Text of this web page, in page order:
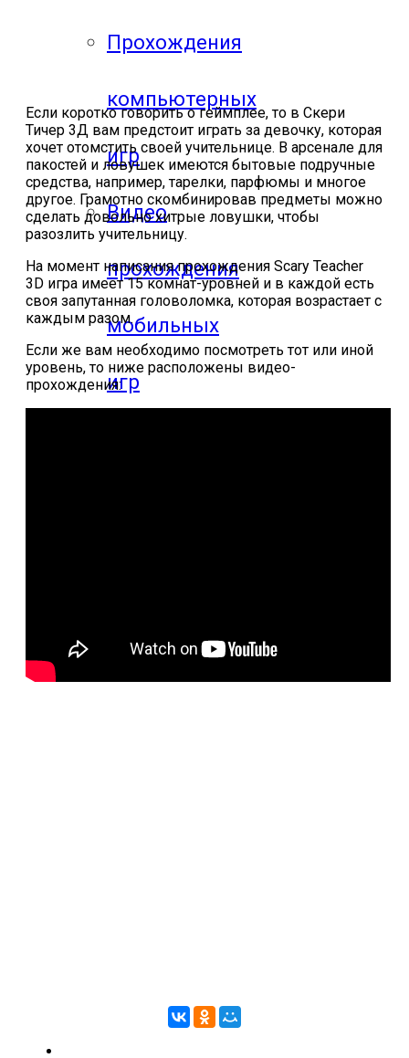
Прохождения
компьютерных
игр
Видео
прохождения
мобильных
игр
Deep io
Если коротко говорить о геймплее, то в Скери
Тичер 3Д вам предстоит играть за девочку, которая
хочет отомстить своей учительнице. В арсенале для
пакостей и ловушек имеются бытовые подручные
средства, например, тарелки, парфюмы и многое
другое. Грамотно скомбинировав предметы можно
сделать довольно хитрые ловушки, чтобы
разозлить учительницу.
На момент написания прохождения Scary Teacher
3D игра имеет 15 комнат-уровней и в каждой есть
своя запутанная головоломка, которая возрастает с
каждым разом.
Если же вам необходимо посмотреть тот или иной
уровень, то ниже расположены видео-
прохождения: